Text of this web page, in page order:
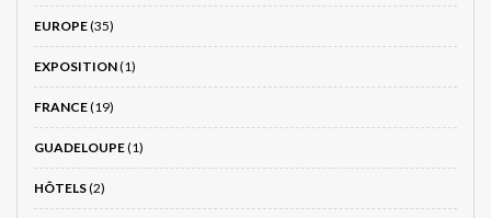
EUROPE(35)
EXPOSITION(1)
FRANCE(19)
GUADELOUPE(1)
HÔTELS(2)